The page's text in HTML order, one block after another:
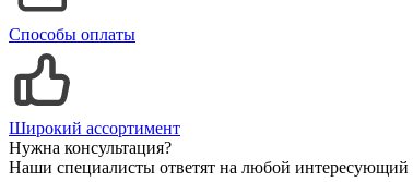
Способы оплаты
Широкий ассортимент
Нужна консультация?
Наши специалисты ответят на любой интересующий